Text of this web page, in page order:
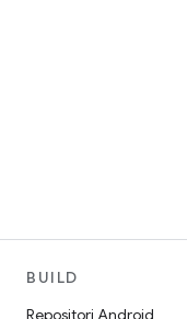
BUILD
Repositori Android